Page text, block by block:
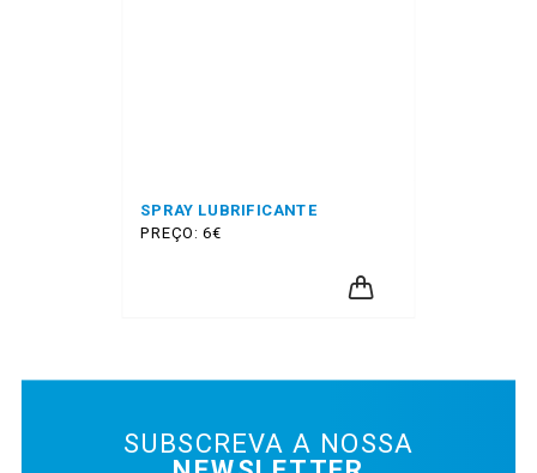
SPRAY LUBRIFICANTE
PREÇO: 6€
SUBSCREVA A NOSSA